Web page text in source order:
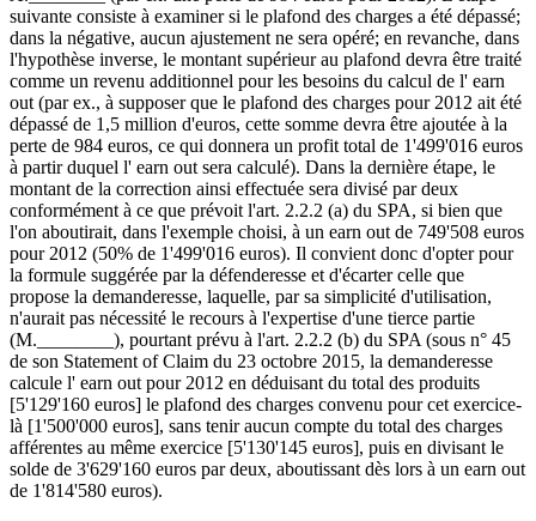
suivante consiste à examiner si le plafond des charges a été dépassé;
dans la négative, aucun ajustement ne sera opéré; en revanche, dans
l'hypothèse inverse, le montant supérieur au plafond devra être traité
comme un revenu additionnel pour les besoins du calcul de l' earn
out (par ex., à supposer que le plafond des charges pour 2012 ait été
dépassé de 1,5 million d'euros, cette somme devra être ajoutée à la
perte de 984 euros, ce qui donnera un profit total de 1'499'016 euros
à partir duquel l' earn out sera calculé). Dans la dernière étape, le
montant de la correction ainsi effectuée sera divisé par deux
conformément à ce que prévoit l'art. 2.2.2 (a) du SPA, si bien que
l'on aboutirait, dans l'exemple choisi, à un earn out de 749'508 euros
pour 2012 (50% de 1'499'016 euros). Il convient donc d'opter pour
la formule suggérée par la défenderesse et d'écarter celle que
propose la demanderesse, laquelle, par sa simplicité d'utilisation,
n'aurait pas nécessité le recours à l'expertise d'une tierce partie
(M.________), pourtant prévu à l'art. 2.2.2 (b) du SPA (sous n° 45
de son Statement of Claim du 23 octobre 2015, la demanderesse
calcule l' earn out pour 2012 en déduisant du total des produits
[5'129'160 euros] le plafond des charges convenu pour cet exercice-
là [1'500'000 euros], sans tenir aucun compte du total des charges
afférentes au même exercice [5'130'145 euros], puis en divisant le
solde de 3'629'160 euros par deux, aboutissant dès lors à un earn out
de 1'814'580 euros).